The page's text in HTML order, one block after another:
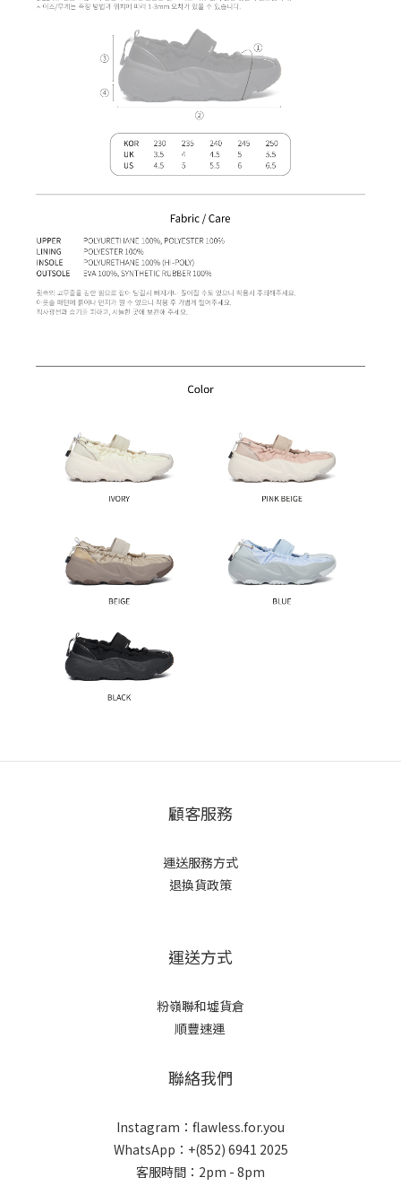
顧客服務
運送服務方式
退換貨政策
運送方式
粉嶺聯和墟貨倉
順豐速運
聯絡我們
Instagram：flawless.for.you
WhatsApp：+(852) 6941 2025
客服時間：2pm - 8pm